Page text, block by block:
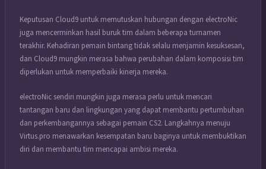
Keputusan Cloud9 untuk memutuskan hubungan dengan electroNic
juga mencerminkan hasil buruk tim dalam beberapa turnamen
terakhir. Kehadiran pemain bintang tidak selalu menjamin kesuksesan,
dan Cloud9 mungkin merasa bahwa perubahan dalam komposisi tim
diperlukan untuk memperbaiki kinerja mereka.
electroNic sendiri mungkin juga merasa perlu untuk mencari
tantangan baru dan lingkungan yang dapat membantu pertumbuhan
dan perkembangannya sebagai pemain CS2. Langkahnya menuju
Virtus.pro menawarkan kesempatan baru baginya untuk membuktikan
diri dan membantu tim mencapai ambisi mereka.